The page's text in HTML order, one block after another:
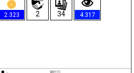
2.323 2 34 4.317